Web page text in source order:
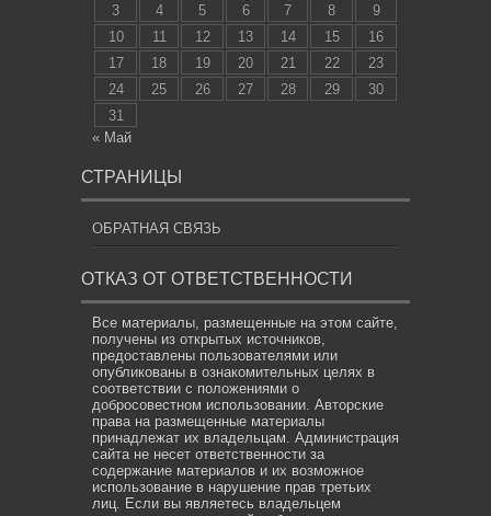
3
4 5 6 7 8
9
10
11 12 13 14 15
16
17
18 19 20 21 22
23
24
25 26 27 28 29
30
31
« Май
СТРАНИЦЫ
ОБРАТНАЯ СВЯЗЬ
ОТКАЗ ОТ ОТВЕТСТВЕННОСТИ
Все материалы, размещенные на этом сайте,
получены из открытых источников,
предоставлены пользователями или
опубликованы в ознакомительных целях в
соответствии с положениями о
добросовестном использовании. Авторские
права на размещенные материалы
принадлежат их владельцам. Администрация
сайта не несет ответственности за
содержание материалов и их возможное
использование в нарушение прав третьих
лиц. Если вы являетесь владельцем